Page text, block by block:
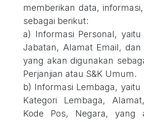
memberikan data,
sebagai berikut:
a) Informasi Personal,
Jabatan, Alamat Email,
yang akan digunakan
Perjanjian atau S&K Umum.
b) Informasi Lembaga, yaitu
Kategori Lembaga,
Kode Pos, Negara, yang